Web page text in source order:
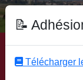
Accueil | Site
Sous-
📝
Télécharger